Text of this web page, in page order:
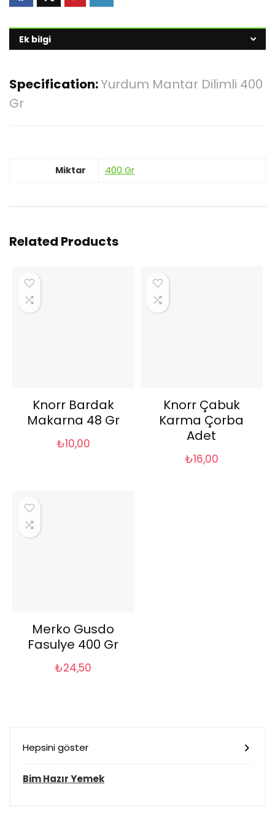
Ek bilgi
Specification:Yurdum Mantar Dilimli 400
Gr
Miktar 400 Gr
Related Products
Knorr Bardak
Makarna 48 Gr
₺10,00
Knorr Çabuk
Karma Çorba
Adet
₺16,00
Merko Gusdo
Fasulye 400 Gr
₺24,50
Hepsini göster
Bim Hazır Yemek